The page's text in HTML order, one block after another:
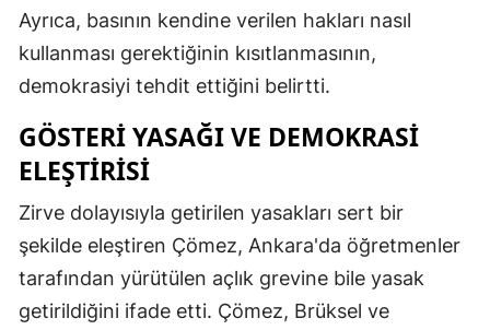
Ayrıca, basının kendine verilen hakları nasıl
kullanması gerektiğinin kısıtlanmasının,
demokrasiyi tehdit ettiğini belirtti.
GÖSTERI YASAĞI VE DEMOKRASI
ELEŞTIRISI
Zirve dolayısıyla getirilen yasakları sert bir
şekilde eleştiren Çömez, Ankara'da öğretmenler
tarafından yürütülen açlık grevine bile yasak
getirildiğini ifade etti. Çömez, Brüksel ve